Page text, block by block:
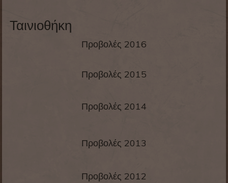
Ταινιοθήκη
Προβολές 2016
Προβολές 2015
Προβολές 2014
Προβολές 2013
Προβολές 2012